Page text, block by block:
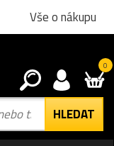
Vše o nákupu
0